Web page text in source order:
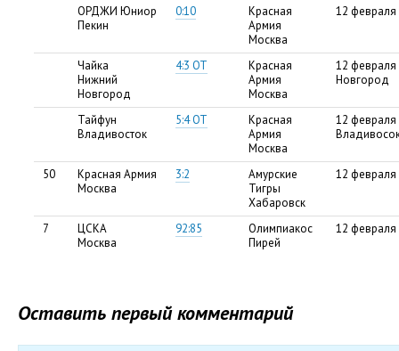
ОРДЖИ Юниор
Пекин
0:10
Красная
Армия
Москва
12
Чайка
Нижний
Новгород
4:3 ОТ
Красная
Армия
Москва
12
Новгород
Тайфун
Владивосток
5:4 ОТ
Красная
Армия
Москва
12 февраля
50
Красная Армия
Москва
3:2
Амурские
Тигры
Хабаровск
12 февраля
7
ЦСКА
Москва
92:85
Олимпиакос
Пирей
12
Оставить первый комментарий